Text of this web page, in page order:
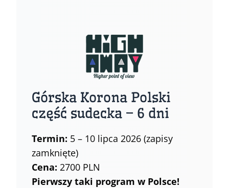
Górska Korona Polski
część sudecka – 6 dni
Termin: 5 – 10 lipca 2026 (zapisy
zamknięte)
Cena: 2700 PLN
Pierwszy taki program w Polsce!